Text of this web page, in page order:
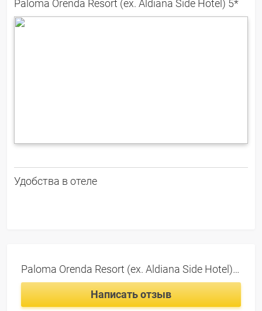
Paloma Orenda Resort (ex. Aldiana Side Hotel) 5*
Удобства в отеле
Paloma Orenda Resort (ex. Aldiana Side Hotel) 5*, отзывы
Написать отзыв